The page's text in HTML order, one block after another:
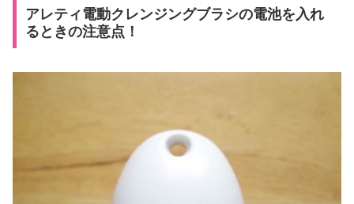
アレティ電動クレンジングブラシの電池を入れ
るときの注意点！